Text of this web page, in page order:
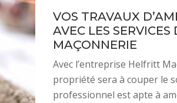
VOS TRAVAUX
AVEC LES
MAÇONNERIE
Avec l’entreprise Helfritt
propriété sera à couper le
professionnel est apte à